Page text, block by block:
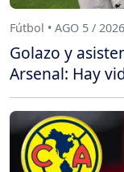
Fútbol • AGO 5 / 2026
Golazo y
Arsenal: Hay